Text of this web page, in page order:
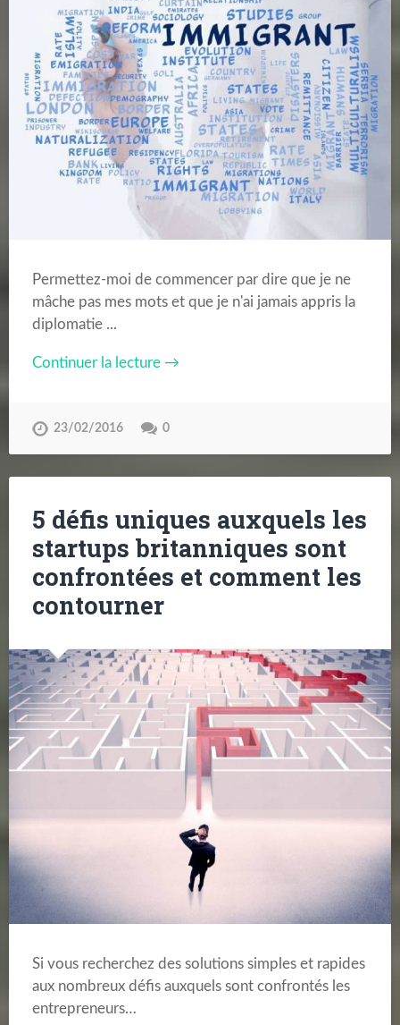
Permettez-moi de commencer par dire que je ne
mâche pas mes mots et que je n'ai jamais appris la
diplomatie ...
Continuer la lecture →
23/02/2016 0
5 défis uniques auxquels les
startups britanniques sont
confrontées et comment les
contourner
Si vous recherchez des solutions simples et rapides
aux nombreux défis auxquels sont confrontés les
entrepreneurs…